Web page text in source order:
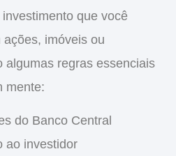
que você
imóveis ou
algumas regras essenciais
mente:
do Banco Central
ao investidor